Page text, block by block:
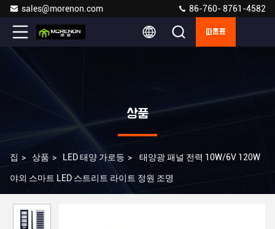
sales@morenon.com 86-760- 8761-4582
따옴표
상품
집 > 상품 > LED 태양 가로등 > 태양광 패널 전력 10W/6V 120W
야외 스마트 LED 스트리트 라이트 정원 조명